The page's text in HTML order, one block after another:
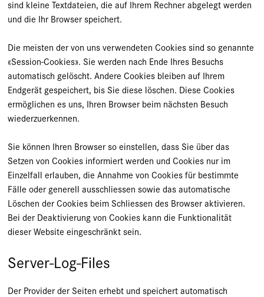
sind kleine Textdateien, die auf Ihrem Rechner abgelegt werden
und die Ihr Browser speichert.
Die meisten der von uns verwendeten Cookies sind so genannte
«Session-Cookies». Sie werden nach Ende Ihres Besuchs
automatisch gelöscht. Andere Cookies bleiben auf Ihrem
Endgerät gespeichert, bis Sie diese löschen. Diese Cookies
ermöglichen es uns, Ihren Browser beim nächsten Besuch
wiederzuerkennen.
Sie können Ihren Browser so einstellen, dass Sie über das
Setzen von Cookies informiert werden und Cookies nur im
Einzelfall erlauben, die Annahme von Cookies für bestimmte
Fälle oder generell ausschliessen sowie das automatische
Löschen der Cookies beim Schliessen des Browser aktivieren.
Bei der Deaktivierung von Cookies kann die Funktionalität
dieser Website eingeschränkt sein.
Server-Log-Files
Der Provider der Seiten erhebt und speichert automatisch